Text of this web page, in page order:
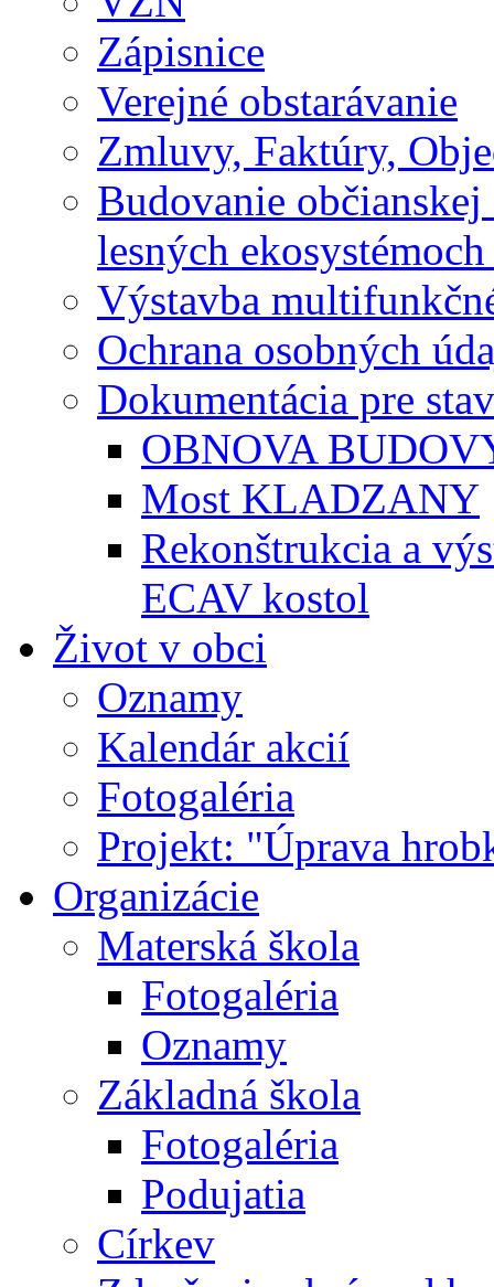
Zápisnice
Verejné obstarávanie
Zmluvy, Faktúry,
Budovanie
lesných
Výstavba
Ochrana osobných
Dokumentácia pre
OBNOVA
Most KLADZANY
Rekonštrukcia a
ECAV kostol
Život v obci
Oznamy
Kalendár akcií
Fotogaléria
Projekt: "Úprava
Organizácie
Materská škola
Fotogaléria
Oznamy
Základná škola
Fotogaléria
Podujatia
Církev